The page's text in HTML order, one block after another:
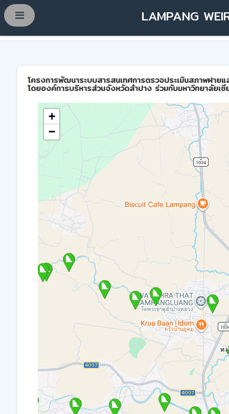
LAMPANG
โครงการพัฒนาระบบสารสนเทศการตรวจประเมินสภาพฝาย
โดยองค์การบริหารส่วนจังหวัดลำปาง ร่วมกับมหาวิทยาลัยเชี
+
−